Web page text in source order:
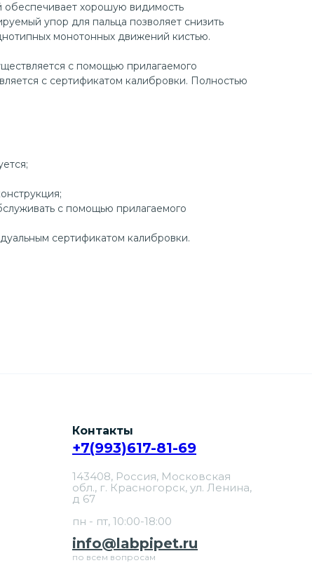
хорошую видимость
упор для пальца позволяет снизить
монотонных движений кистью.
с помощью прилагаемого
с сертификатом калибровки. Полностью
с помощью прилагаемого
сертификатом калибровки.
Контакты
info@labpipet.ru
+7(993)617-81-69
по всем вопросам
143408, Россия, Московская
обл., г. Красногорск, ул. Ленина,
д 67
пн - пт, 10:00-18:00